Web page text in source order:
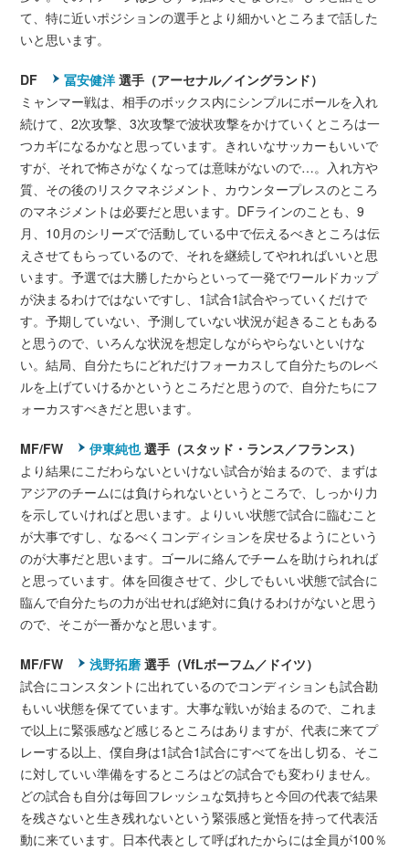
て、特に近いポジションの選手とより細かいところまで話した
いと思います。
DF 冨安健洋 選手（アーセナル／イングランド）
ミャンマー戦は、相手のボックス内にシンプルにボールを入れ
続けて、2次攻撃、3次攻撃で波状攻撃をかけていくところは一
つカギになるかなと思っています。きれいなサッカーもいいで
すが、それで怖さがなくなっては意味がないので…。入れ方や
質、その後のリスクマネジメント、カウンタープレスのところ
のマネジメントは必要だと思います。DFラインのことも、9
月、10月のシリーズで活動している中で伝えるべきところは伝
えさせてもらっているので、それを継続してやれればいいと思
います。予選では大勝したからといって一発でワールドカップ
が決まるわけではないですし、1試合1試合やっていくだけで
す。予期していない、予測していない状況が起きることもある
と思うので、いろんな状況を想定しながらやらないといけな
い。結局、自分たちにどれだけフォーカスして自分たちのレベ
ルを上げていけるかというところだと思うので、自分たちにフ
ォーカスすべきだと思います。
MF/FW 伊東純也選手（スタッド・ランス／フランス）
より結果にこだわらないといけない試合が始まるので、まずは
アジアのチームには負けられないというところで、しっかり力
を示していければと思います。よりいい状態で試合に臨むこと
が大事ですし、なるべくコンディションを戻せるようにという
のが大事だと思います。ゴールに絡んでチームを助けられれば
と思っています。体を回復させて、少しでもいい状態で試合に
臨んで自分たちの力が出せれば絶対に負けるわけがないと思う
ので、そこが一番かなと思います。
MF/FW 浅野拓磨 選手（VfLボーフム／ドイツ）
試合にコンスタントに出れているのでコンディションも試合勘
もいい状態を保てています。大事な戦いが始まるので、これま
で以上に緊張感など感じるところはありますが、代表に来てプ
レーする以上、僕自身は1試合1試合にすべてを出し切る、そこ
に対していい準備をするところはどの試合でも変わりません。
どの試合も自分は毎回フレッシュな気持ちと今回の代表で結果
を残さないと生き残れないという緊張感と覚悟を持って代表活
動に来ています。日本代表として呼ばれたからには全員が100％